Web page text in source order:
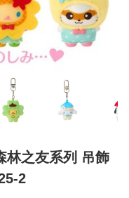
之友系列 吊飾
2